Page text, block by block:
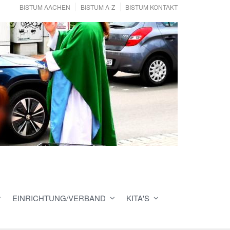
BISTUM AACHEN BISTUM A-Z BISTUM KONTAKT
EINRICHTUNG/VERBAND KITA'S